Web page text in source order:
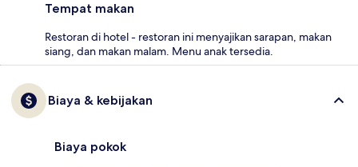
Tempat makan
Restoran di hotel - restoran ini menyajikan sarapan, makan
siang, dan makan malam. Menu anak tersedia.
Biaya & kebijakan
Biaya pokok